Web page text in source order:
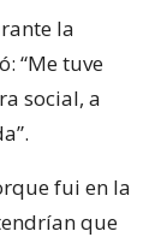
la
“Me tuve
social, a
fui en la
que